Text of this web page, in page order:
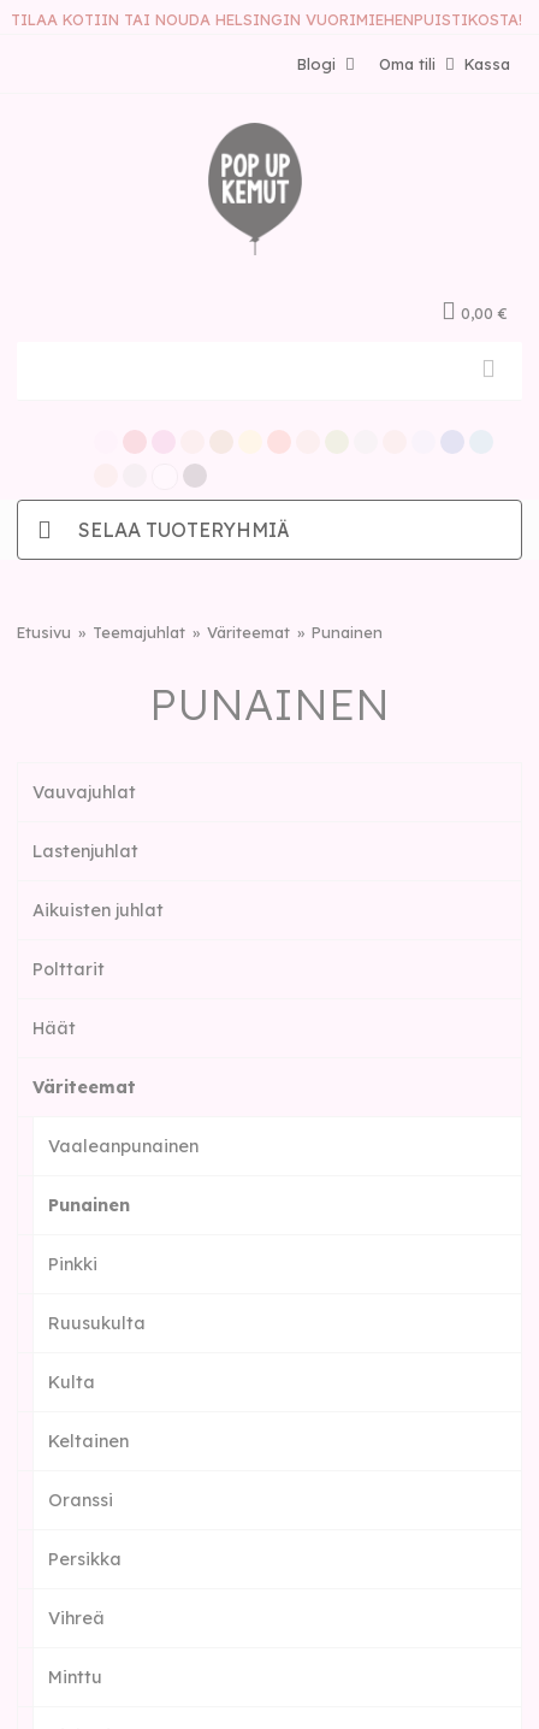
TILAA KOTIIN TAI NOUDA HELSINGIN VUORIMIEHENPUISTIKOSTA!
Kassa
Oma tili
Blogi
0,00 €
SELAA TUOTERYHMIÄ
Etusivu Teemajuhlat Väriteemat Punainen
PUNAINEN
Vauvajuhlat
Lastenjuhlat
Aikuisten juhlat
Polttarit
Häät
Väriteemat
Vaaleanpunainen
Punainen
Pinkki
Ruusukulta
Kulta
Keltainen
Oranssi
Persikka
Vihreä
Minttu